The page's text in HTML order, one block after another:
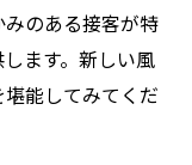
のある接客が特
ます。新しい風
能してみてくだ